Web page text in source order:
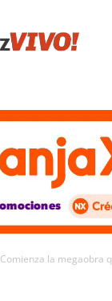
Comienza la megaobra